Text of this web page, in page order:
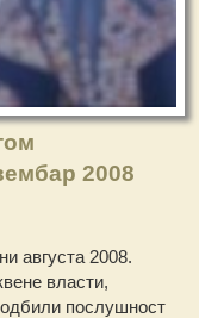
2008
августа 2008.
власти,
одбили послушност